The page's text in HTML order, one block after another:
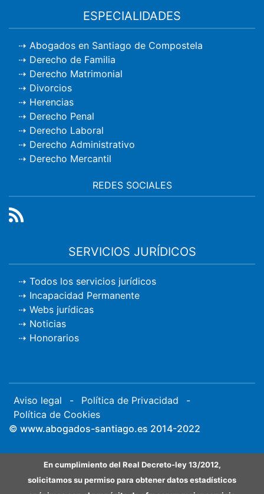
ESPECIALIDADES
Abogados en Santiago de Compostela
Derecho de Familia
Derecho Matrimonial
Divorcios
Herencias
Derecho Penal
Derecho Laboral
Derecho Administrativo
Derecho Mercantil
REDES SOCIALES
SERVICIOS JURÍDICOS
Todos los servicios jurídicos
Incapacidad Permanente
Webs jurídicas
Noticias
Honorarios
Aviso legal - Política de Privacidad
-
Política de Cookies
© www.abogados-santiago.es 2014-2022
En cumplimiento del Real Decreto-ley 13/2012,
solicitamos su permiso para obtener datos estadísticos